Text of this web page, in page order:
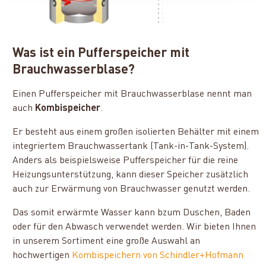
Was ist ein Pufferspeicher mit
Brauchwasserblase?
Einen Pufferspeicher mit Brauchwasserblase nennt man
auch Kombispeicher.
Er besteht aus einem großen isolierten Behälter mit einem
integriertem Brauchwassertank (Tank-in-Tank-System).
Anders als beispielsweise Pufferspeicher für die reine
Heizungsunterstützung, kann dieser Speicher zusätzlich
auch zur Erwärmung von Brauchwasser genutzt werden.
Das somit erwärmte Wasser kann bzum Duschen, Baden
oder für den Abwasch verwendet werden. Wir bieten Ihnen
in unserem Sortiment eine große Auswahl an
hochwertigen Kombispeichern von Schindler+Hofmann